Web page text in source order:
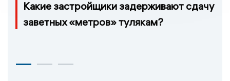
Какие застройщики задерживают сдачу
заветных «метров» тулякам?